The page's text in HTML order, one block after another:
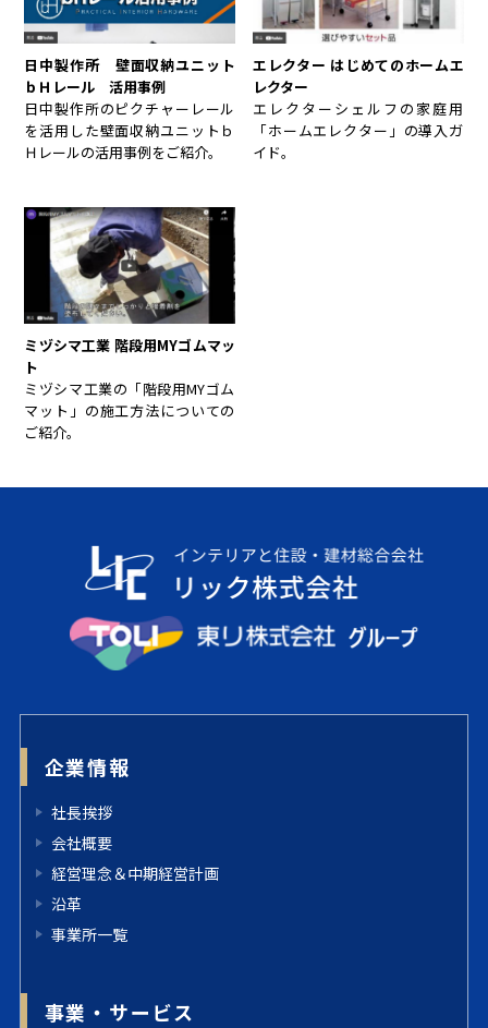
日中製作所 壁面収納ユニット
ｂＨレール 活用事例
日中製作所のピクチャーレール
を活用した壁面収納ユニットｂ
Ｈレールの活用事例をご紹介。
エレクター はじめてのホームエ
レクター
エレクターシェルフの家庭用
「ホームエレクター」の導入ガ
イド。
ミヅシマ工業 階段用MYゴムマッ
ト
ミヅシマ工業の「階段用MYゴム
マット」の施工方法についての
ご紹介。
企業情報
社長挨拶
会社概要
経営理念＆中期経営計画
沿革
事業所一覧
事業・サービス